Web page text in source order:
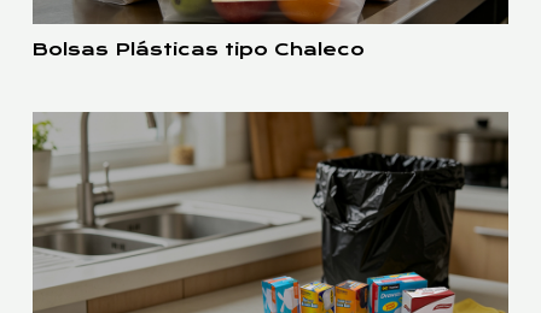
Bolsas Plásticas tipo Chaleco